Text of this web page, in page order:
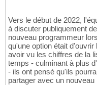
Vers le début de 2022,
à discuter publiquement
nouveau programmeur
qu'une option était
avoir vu les chiffres de la
temps - culminant à plus
- ils ont pensé qu'ils
partager avec un